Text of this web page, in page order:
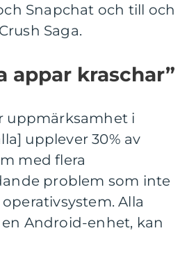
Snapchat och till och
Saga.
appar kraschar”
uppmärksamhet i
upplever 30% av
med flera
problem som inte
Alla
Android-enhet, kan